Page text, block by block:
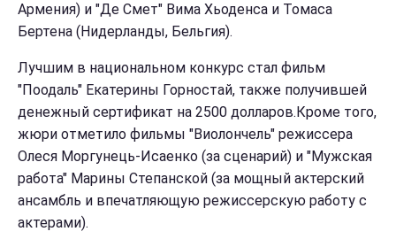
Армения) и "Де Смет" Вима Хьоденса и Томаса
Бертена (Нидерланды, Бельгия).
Лучшим в национальном конкурс стал фильм
"Поодаль" Екатерины Горностай, также получившей
денежный сертификат на 2500 долларов.Кроме того,
жюри отметило фильмы "Виолончель" режиссера
Олеся Моргунець-Исаенко (за сценарий) и "Мужская
работа" Марины Степанской (за мощный актерский
ансамбль и впечатляющую режиссерскую работу с
актерами).